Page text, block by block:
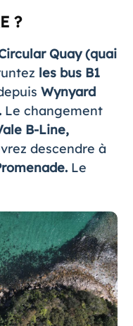
?
Quay (quai
les bus B1
Wynyard
Le changement
B-Line,
descendre à
Le